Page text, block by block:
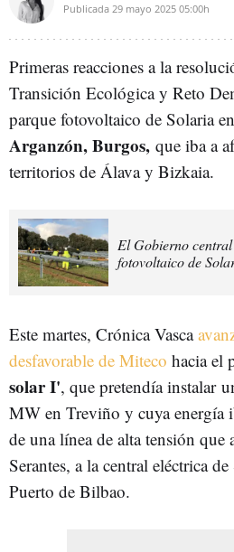
Publicada 29 mayo 2025 05:00h
Primeras reacciones a la
Transición Ecológica y Reto
parque fotovoltaico de Solaria en
Arganzón, Burgos, que iba a
territorios de Álava y Bizkaia.
El Gobierno
fotovoltaico de
Este martes, Crónica Vasca
desfavorable de Miteco hacia el
solar I', que pretendía instalar
MW en Treviño y cuya energía
de una línea de alta tensión que
Serantes, a la central eléctrica
Puerto de Bilbao.